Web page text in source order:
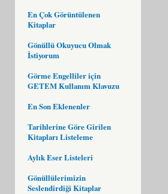
En Çok Görüntülenen
Kitaplar
Gönüllü Okuyucu Olmak
İstiyorum
Görme Engelliler için
GETEM Kullanım Klavuzu
En Son Eklenenler
Tarihlerine Göre Girilen
Kitapları Listeleme
Aylık Eser Listeleri
Gönüllülerimizin
Seslendirdiği Kitaplar